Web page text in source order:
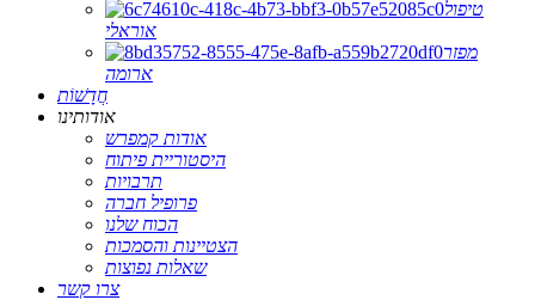
טיפול
אוראלי
מפזר
ארומה
חֲדָשׁוֹת
אודותינו
אודות קמפרש
היסטוריית פיתוח
תרבויות
פרופיל חברה
הכוח שלנו
הצטיינות והסמכות
שאלות נפוצות
צרו קשר